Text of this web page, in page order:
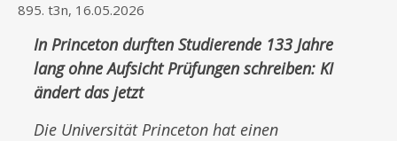
895. t3n, 16.05.2026
In Princeton durften Studierende 133 Jahre
lang ohne Aufsicht Prüfungen schreiben: KI
ändert das jetzt
Die Universität Princeton hat einen